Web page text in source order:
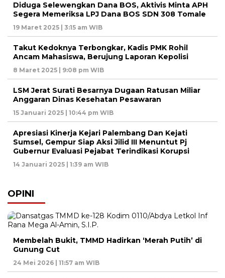
Diduga Selewengkan Dana BOS, Aktivis Minta APH
Segera Memeriksa LPJ Dana BOS SDN 308 Tomale
19 Maret 2025 | 3:15 am WIB
Takut Kedoknya Terbongkar, Kadis PMK Rohil
Ancam Mahasiswa, Berujung Laporan Kepolisi
8 Maret 2025 | 9:08 pm WIB
LSM Jerat Surati Besarnya Dugaan Ratusan Miliar
Anggaran Dinas Kesehatan Pesawaran
15 Januari 2025 | 10:44 pm WIB
Apresiasi Kinerja Kejari Palembang Dan Kejati
Sumsel, Gempur Siap Aksi Jilid III Menuntut Pj
Gubernur Evaluasi Pejabat Terindikasi Korupsi
14 Januari 2025 | 1:39 am WIB
OPINI
Membelah Bukit, TMMD Hadirkan ‘Merah Putih’ di
Gunung Cut
24 Mei 2026 | 11:57 am WIB